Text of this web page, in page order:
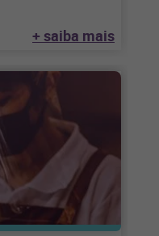
+ saiba mais